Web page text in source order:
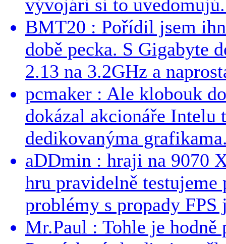
vývojári si to
BMT20 : Pořídil jsem
době pecka. S Gigabyte
2.13 na 3.2GHz a
pcmaker : Ale klobouk
dokázal akcionáře Intelu
dedikovanýma
aDDmin : hraji na 9070
hru pravidelně testujeme
problémy s propady FPS
Mr.Paul : Tohle je hodně